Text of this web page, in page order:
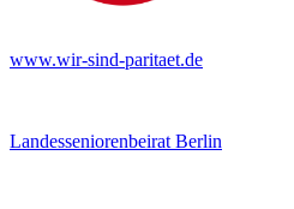
www.wir-sind-paritaet.de
Landesseniorenbeirat Berlin